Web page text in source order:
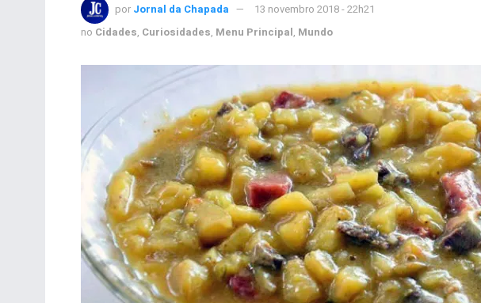
por Jornal da Chapada
13 novembro 2018 - 22h21
no Cidades, Curiosidades, Menu Principal, Mundo